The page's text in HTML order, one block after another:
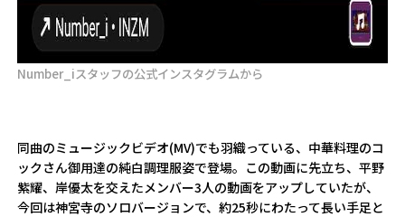
Number_iスタッフの公式インスタグラムから
同曲のミュージックビデオ(MV)でも羽織っている、中華料理のコ
ックさん御用達の純白調理服姿で登場。この動画に先立ち、平野
紫耀、岸優太を交えたメンバー3人の動画をアップしていたが、
今回は神宮寺のソロバージョンで、約25秒にわたって長い手足と